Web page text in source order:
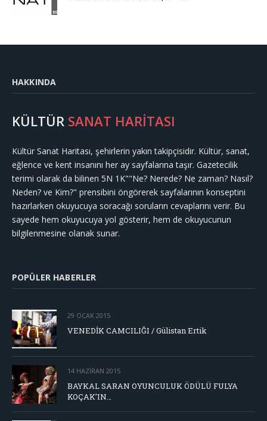
HAKKINDA
KÜLTÜR SANAT HARİTASI
Kültür Sanat Haritası, şehirlerin yakın takipçisidir. Kültür, sanat,
eğlence ve kent insanını her ay sayfalarına taşır. Gazetecilik
terimi olarak da bilinen 5N 1K""Ne? Nerede? Ne zaman? Nasıl?
Neden? ve Kim?" prensibini öngörerek sayfalarının konseptini
hazırlarken okuyucuya soracağı soruların cevaplarını verir. Bu
sayede hem okuyucuya yol gösterir, hem de okuyucunun
bilgilenmesine olanak sunar.
POPÜLER HABERLER
29 OCAK 2015
VENEDİK CAMCILIĞI / Gülistan Ertik
14 HAZIRAN 2015
BAYKAL SARAN OYUNCULUK ÖDÜLÜ FULYA
KOÇAK’IN…